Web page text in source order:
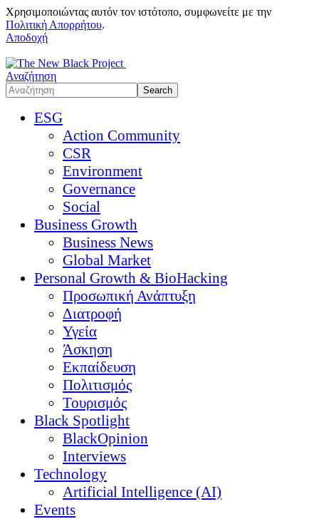
Χρησιμοποιώντας αυτόν τον ιστότοπο, συμφωνείτε με την
Πολιτική Απορρήτου.
Αποδοχή
Αναζήτηση
ESG
Action Community
CSR
Environment
Governance
Social
Business Growth
Business News
Global Market
Personal Growth & BioHacking
Προσωπική Ανάπτυξη
Διατροφή
Υγεία
Άσκηση
Εκπαίδευση
Πολιτισμός
Τουρισμός
Black Spotlight
BlackOpinion
Interviews
Technology
Artificial Intelligence (AI)
Events